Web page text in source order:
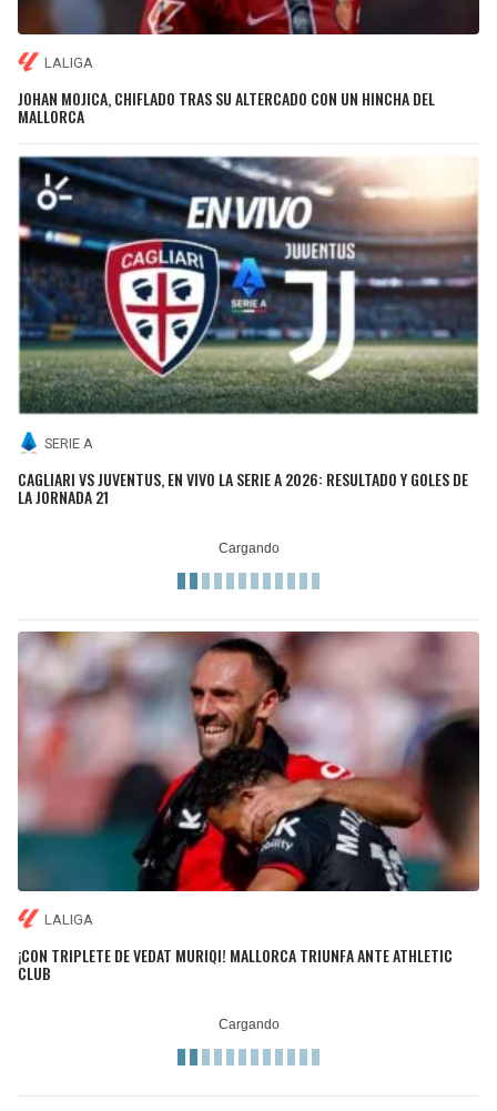
LALIGA
JOHAN MOJICA, CHIFLADO TRAS SU ALTERCADO CON UN HINCHA DEL
MALLORCA
SERIE A
CAGLIARI VS JUVENTUS, EN VIVO LA SERIE A 2026: RESULTADO Y GOLES DE
LA JORNADA 21
LALIGA
¡CON TRIPLETE DE VEDAT MURIQI! MALLORCA TRIUNFA ANTE ATHLETIC
CLUB